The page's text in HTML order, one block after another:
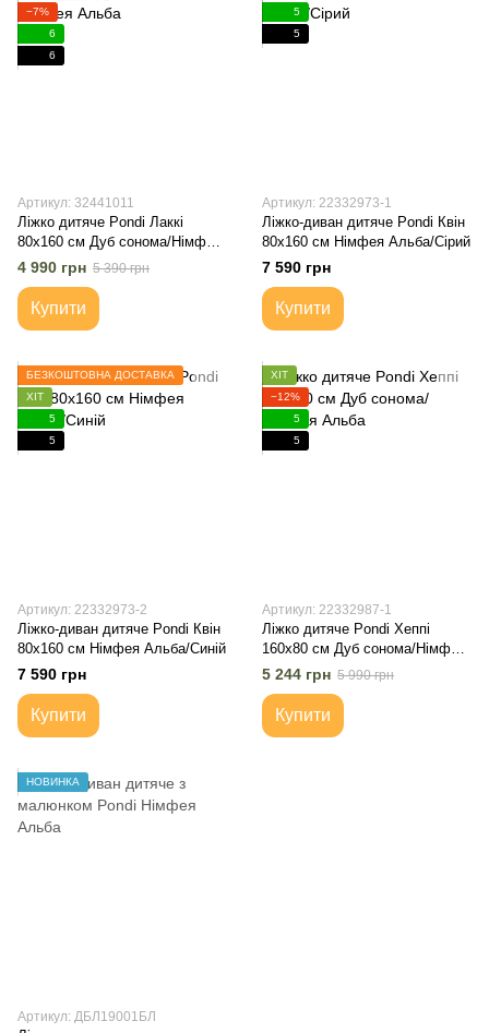
−7%
6
6
Артикул: 32441011
Ліжко дитяче Pondi Лаккі
80х160 см Дуб сонома/Німфея
Альба
4 990 грн 5 390 грн
Купити
5
5
Артикул: 22332973-1
Ліжко-диван дитяче Pondi Квін
80х160 см Німфея Альба/Сірий
7 590 грн
Купити
БЕЗКОШТОВНА ДОСТАВКА
ХІТ
5
5
Артикул: 22332973-2
Ліжко-диван дитяче Pondi Квін
80х160 см Німфея Альба/Синій
7 590 грн
Купити
ХІТ
−12%
5
5
Артикул: 22332987-1
Ліжко дитяче Pondi Хеппі
160x80 см Дуб сонома/Німфея
Альба
5 244 грн 5 990 грн
Купити
НОВИНКА
Артикул: ДБЛ19001БЛ